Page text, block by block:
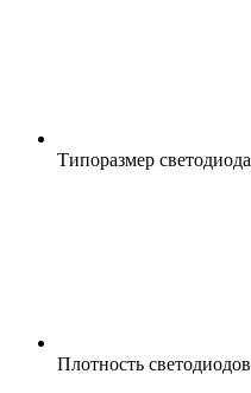
Типоразмер светодиода
Плотность светодиодов